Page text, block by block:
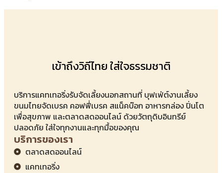
เข้าถึงวิถีไทย ใส่ใจธรรมชาติ
บริการแคทเทอริ่งรับจัดเลี้ยงนอกสถานที่ บุฟเฟ่ต์งานเลี้ยง
ขนมไทยจัดเบรค คอฟฟี่เบรค สแน็คบ๊อก อาหารกล่อง ปิ่นโต
เพื่อสุขภาพ และตลาดสดออนไลน์ ด้วยวัตถุดิบอินทรีย์
ปลอดภัย ใส่ใจทุกงานและทุกมื้อของคุณ
บริการของเรา
ตลาดสดออนไลน์
แคทเทอริ่ง